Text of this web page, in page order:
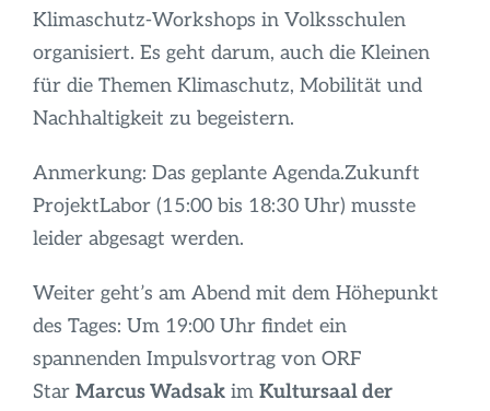
Klimaschutz-Workshops in Volksschulen
organisiert. Es geht darum, auch die Kleinen
für die Themen Klimaschutz, Mobilität und
Nachhaltigkeit zu begeistern.
Anmerkung: Das geplante Agenda.Zukunft
ProjektLabor (15:00 bis 18:30 Uhr) musste
leider abgesagt werden.
Weiter geht’s am Abend mit dem Höhepunkt
des Tages: Um 19:00 Uhr findet ein
spannenden Impulsvortrag von ORF
Star Marcus Wadsakim Kultursaal der